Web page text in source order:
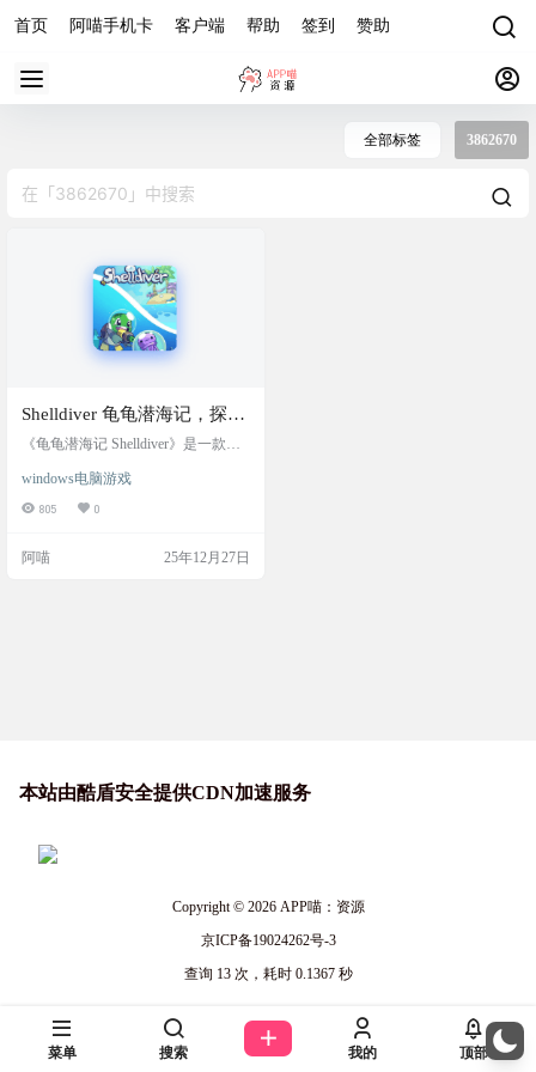
首页 阿喵手机卡 客户端 帮助 签到 赞助
全部标签 3862670
Shelldiver 龟龟潜海记，探险
升级收集，越玩越爽，steam
游戏体验
《龟龟潜海记 Shelldiver》是一款关
量游戏。帮助我们的主角老龟升级
装备，探索各类海洋生物群落，并
爱的美味！用你趁手的气泡枪追逐
windows电脑游戏
805 0
阿喵 25年12月27日
本站由酷盾安全提供CDN加速服务
Copyright © 2026APP喵：资源
京ICP备19024262号-3
查询 13 次，耗时 0.1367 秒
菜单 搜索 我的 顶部